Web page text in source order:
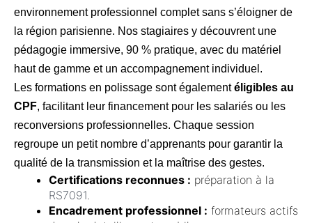
environnement professionnel complet sans s’éloigner de
la région parisienne. Nos stagiaires y découvrent une
pédagogie immersive, 90 % pratique, avec du matériel
haut de gamme et un accompagnement individuel.
Les formations en polissage sont égalementéligibles au
CPF, facilitant leur financement pour les salariés ou les
reconversions professionnelles. Chaque session
regroupe un petit nombre d’apprenants pour garantir la
qualité de la transmission et la maîtrise des gestes.
Certifications reconnues : préparation à la
RS7091.
Encadrement professionnel : formateurs actifs